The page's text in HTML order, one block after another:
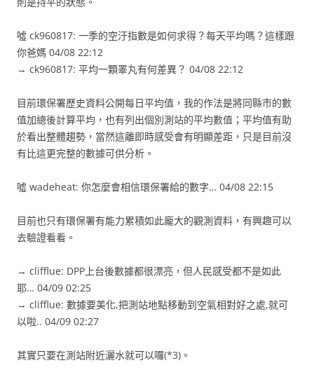
噓 ck960817: 一季的空汙指數是如何求得？每天平均嗎？這樣跟
你爸媽 04/08 22:12
→ ck960817: 平均一顆睪丸有何差異？ 04/08 22:12
目前環保署歷史資料公開每日平均值，我的作法是將同縣市的數
值加總後計算平均，也有列出個別測站的平均數值；平均值有助
於看出整體趨勢，當然這離即時感受會有明顯差距，只是目前沒
有比這更完整的數據可供分析。
噓 wadeheat: 你怎麼會相信環保署給的數字… 04/08 22:15
目前也只有環保署有能力累積如此龐大的觀測資料，有興趣可以
去驗證看看。
→ clifflue: DPP上台後數據都很漂亮，但人民感受都不是如此
耶… 04/09 02:25
→ clifflue: 數據要美化,把測站地點移動到空氣相對好之處,就可
以啦.. 04/09 02:27
其實只要在測站附近灑水就可以囉(*3)。